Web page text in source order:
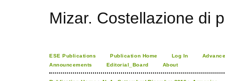
Mizar. Costellazione di
ESE Publications Publication Home Log In
Announcements
Editorial_Board About